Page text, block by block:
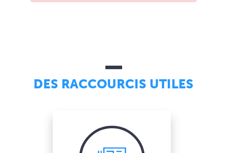
DES RACCOURCIS UTILES